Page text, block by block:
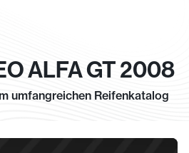
ALFA GT 2008
umfangreichen Reifenkatalog